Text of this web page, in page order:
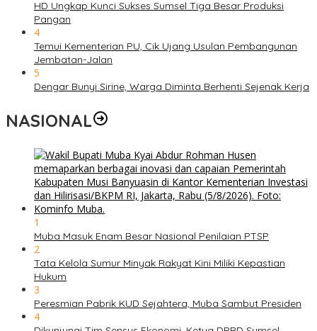
HD Ungkap Kunci Sukses Sumsel Tiga Besar Produksi
Pangan
4
Temui Kementerian PU, Cik Ujang Usulan Pembangunan
Jembatan-Jalan
5
Dengar Bunyi Sirine, Warga Diminta Berhenti Sejenak Kerja
NASIONAL
1
Muba Masuk Enam Besar Nasional Penilaian PTSP
2
Tata Kelola Sumur Minyak Rakyat Kini Miliki Kepastian
Hukum
3
Peresmian Pabrik KUD Sejahtera, Muba Sambut Presiden
4